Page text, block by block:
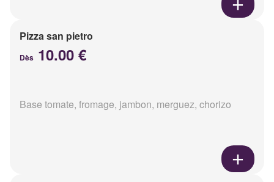
Pizza san pietro
Dès 10.00 €
Base tomate, fromage, jambon, merguez, chorizo